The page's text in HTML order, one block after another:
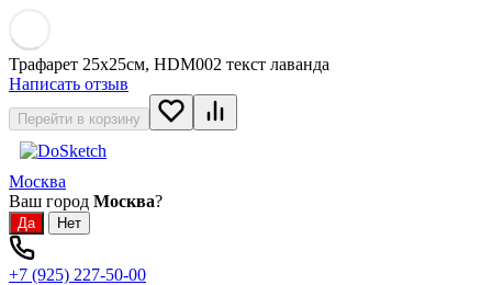
Трафарет 25х25см, HDM002 текст лаванда
Написать отзыв
Перейти в корзину
Москва
Ваш город Москва?
+7 (925) 227-50-00